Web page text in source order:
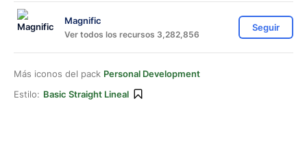
Magnific
Ver todos los recursos 3,282,856
Seguir
Más iconos del pack Personal Development
Estilo: Basic Straight Lineal